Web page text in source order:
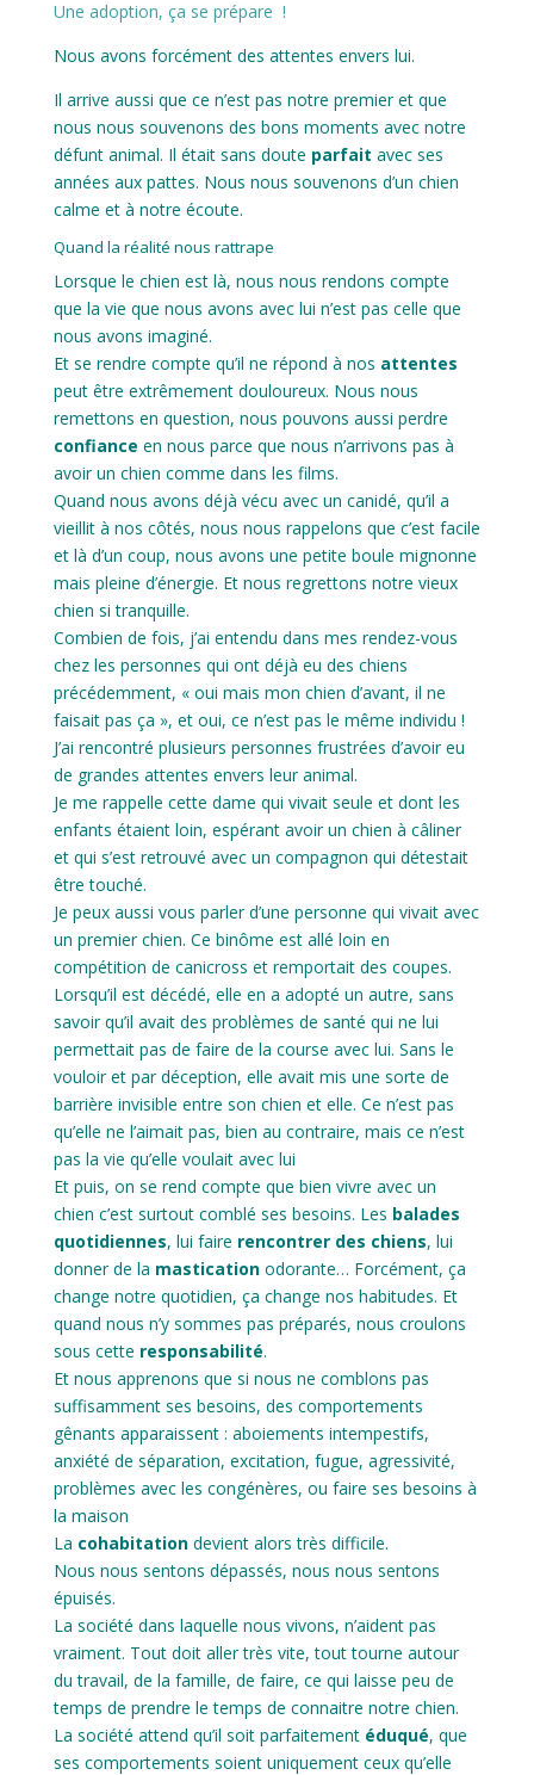
Une adoption, ça se prépare !
Nous avons forcément des attentes envers lui.
Il arrive aussi que ce n’est pas notre premier et que
nous nous souvenons des bons moments avec notre
défunt animal. Il était sans doute parfait avec ses
années aux pattes. Nous nous souvenons d’un chien
calme et à notre écoute.
Quand la réalité nous rattrape
Lorsque le chien est là, nous nous rendons compte
que la vie que nous avons avec lui n’est pas celle que
nous avons imaginé.
Et se rendre compte qu’il ne répond à nos attentes
peut être extrêmement douloureux. Nous nous
remettons en question, nous pouvons aussi perdre
confiance en nous parce que nous n’arrivons pas à
avoir un chien comme dans les films.
Quand nous avons déjà vécu avec un canidé, qu’il a
vieillit à nos côtés, nous nous rappelons que c’est facile
et là d’un coup, nous avons une petite boule mignonne
mais pleine d’énergie. Et nous regrettons notre vieux
chien si tranquille.
Combien de fois, j’ai entendu dans mes rendez-vous
chez les personnes qui ont déjà eu des chiens
précédemment, « oui mais mon chien d’avant, il ne
faisait pas ça », et oui, ce n’est pas le même individu !
J’ai rencontré plusieurs personnes frustrées d’avoir eu
de grandes attentes envers leur animal.
Je me rappelle cette dame qui vivait seule et dont les
enfants étaient loin, espérant avoir un chien à câliner
et qui s’est retrouvé avec un compagnon qui détestait
être touché.
Je peux aussi vous parler d’une personne qui vivait avec
un premier chien. Ce binôme est allé loin en
compétition de canicross et remportait des coupes.
Lorsqu’il est décédé, elle en a adopté un autre, sans
savoir qu’il avait des problèmes de santé qui ne lui
permettait pas de faire de la course avec lui. Sans le
vouloir et par déception, elle avait mis une sorte de
barrière invisible entre son chien et elle. Ce n’est pas
qu’elle ne l’aimait pas, bien au contraire, mais ce n’est
pas la vie qu’elle voulait avec lui
Et puis, on se rend compte que bien vivre avec un
chien c’est surtout comblé ses besoins. Les balades
quotidiennes, lui faire rencontrer des chiens, lui
donner de la masticationodorante… Forcément, ça
change notre quotidien, ça change nos habitudes. Et
quand nous n’y sommes pas préparés, nous croulons
sous cette responsabilité.
Et nous apprenons que si nous ne comblons pas
suffisamment ses besoins, des comportements
gênants apparaissent : aboiements intempestifs,
anxiété de séparation, excitation, fugue, agressivité,
problèmes avec les congénères, ou faire ses besoins à
la maison
La cohabitationdevient alors très difficile.
Nous nous sentons dépassés, nous nous sentons
épuisés.
La société dans laquelle nous vivons, n’aident pas
vraiment. Tout doit aller très vite, tout tourne autour
du travail, de la famille, de faire, ce qui laisse peu de
temps de prendre le temps de connaitre notre chien.
La société attend qu’il soit parfaitement éduqué, que
ses comportements soient uniquement ceux qu’elle